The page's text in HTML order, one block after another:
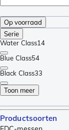
Op voorraad
Serie
Water Class14
Blue Class54
Black Class33
Toon meer
Productsoorten